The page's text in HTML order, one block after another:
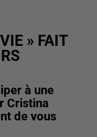
» FAIT
à une
Cristina
de vous